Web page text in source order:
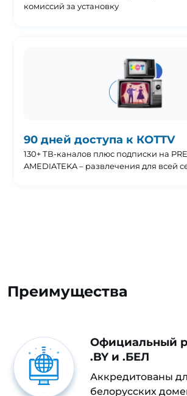
комиссий за установку
90 дней доступа к КОТTV
130+ ТВ-каналов плюс подписки на
AMEDIATEKA – развлечения для всей
Преимущества
Официальный
.BY и .БЕЛ
Аккредитованы
белорусских